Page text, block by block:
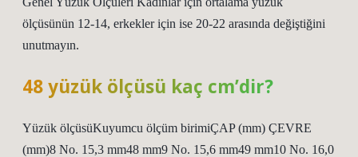
ölçüsünün 12-14, erkekler için ise 20-22 arasında değiştiğini
unutmayın.
48 yüzük ölçüsü kaç cm’dir?
Yüzük ölçüsüKuyumcu ölçüm birimiÇAP (mm) ÇEVRE
(mm)8 No. 15,3 mm48 mm9 No. 15,6 mm49 mm10 No. 16,0